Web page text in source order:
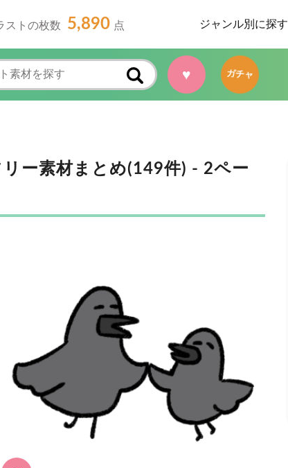
ストの枚数 5,890 点 ジャンル別に探す
♥ ガチャ
ー素材まとめ(149件) - 2ペー